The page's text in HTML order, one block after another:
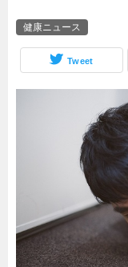
健康ニュース
Tweet